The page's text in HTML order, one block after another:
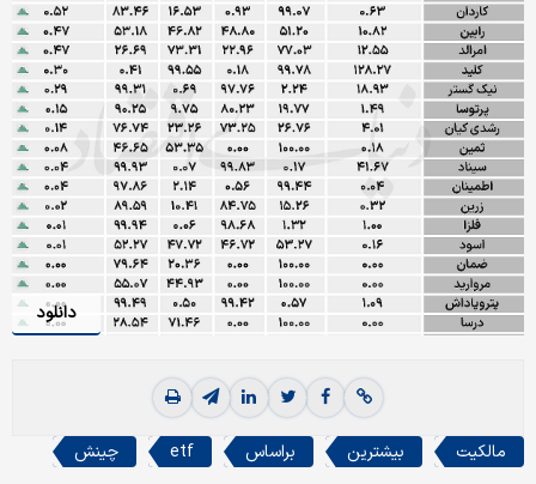
دانلود
مالکیت بیشترین براساس etf چینش